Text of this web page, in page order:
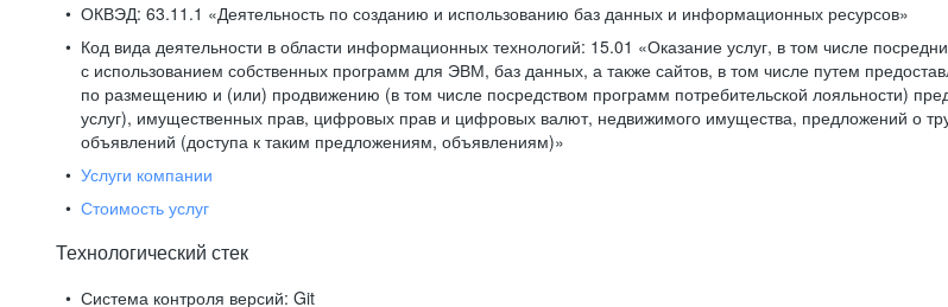
ОКВЭД: 63.11.1 «Деятельность по созданию и использованию баз данных и информационных ресурсов»
Код вида деятельности в области информационных технологий: 15.01 «Оказание услуг, в том числе
с использованием собственных программ для ЭВМ, баз данных, а также сайтов, в том числе путем
по размещению и (или) продвижению (в том числе посредством программ потребительской лояльности)
услуг), имущественных прав, цифровых прав и цифровых валют, недвижимого имущества, предложений о
объявлений (доступа к таким предложениям, объявлениям)»
Услуги компании
Стоимость услуг
Технологический стек
Система контроля версий: Git